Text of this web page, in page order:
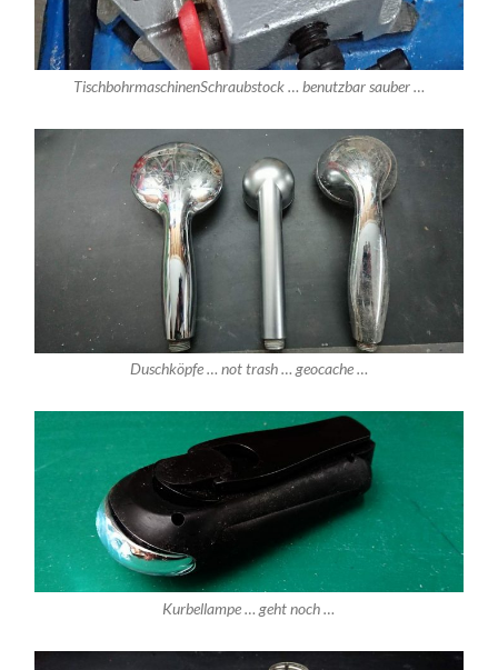
TischbohrmaschinenSchraubstock … benutzbar sauber …
Duschköpfe … not trash … geocache …
Kurbellampe … geht noch …